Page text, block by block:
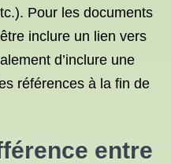
Pour les documents
inclure un lien vers
d’inclure une
références à la fin de
entre